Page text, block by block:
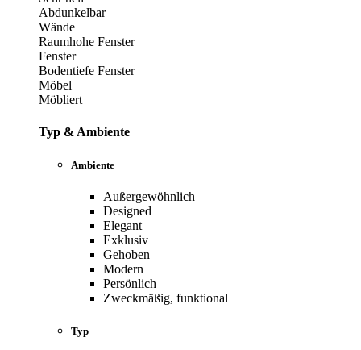
Abdunkelbar
Wände
Raumhohe Fenster
Fenster
Bodentiefe Fenster
Möbel
Möbliert
Typ & Ambiente
Ambiente
Außergewöhnlich
Designed
Elegant
Exklusiv
Gehoben
Modern
Persönlich
Zweckmäßig, funktional
Typ